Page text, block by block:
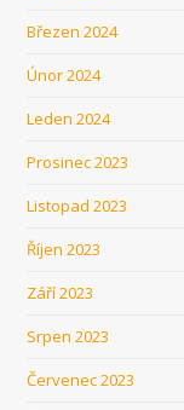
Březen 2024
Únor 2024
Leden 2024
Prosinec 2023
Listopad 2023
Říjen 2023
Září 2023
Srpen 2023
Červenec 2023